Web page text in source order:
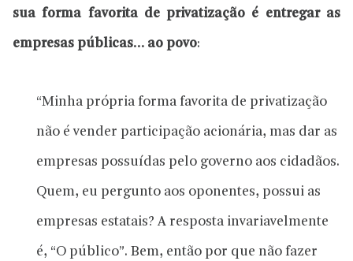
sua forma favorita de privatização é entregar as
empresas públicas… ao povo:
“Minha própria forma favorita de privatização
não é vender participação acionária, mas dar as
empresas possuídas pelo governo aos cidadãos.
Quem, eu pergunto aos oponentes, possui as
empresas estatais? A resposta invariavelmente
é, “O público”. Bem, então por que não fazer